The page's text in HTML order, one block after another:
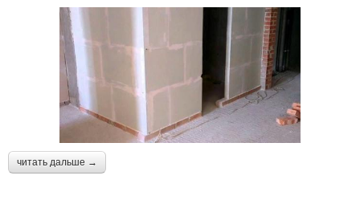
читать дальше →